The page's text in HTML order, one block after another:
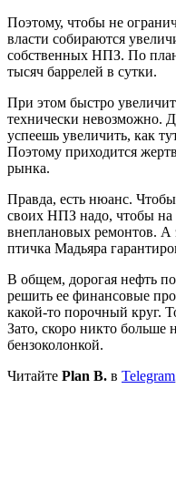
Поэтому, чтобы не
власти собираются
собственных НПЗ. По
тысяч баррелей в сутки.
При этом быстро
технически невозможно.
успеешь увеличить, как
Поэтому приходится
рынка.
Правда, есть нюанс.
своих НПЗ надо, чтобы
внеплановых ремонтов. А
птичка Мадьяра
В общем, дорогая нефть
решить ее финансовые
какой-то порочный круг.
Зато, скоро никто больше
бензоколонкой.
Читайте Plan B. в Telegram